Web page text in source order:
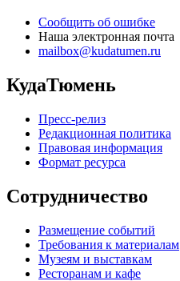
Сообщить об ошибке
Наша электронная почта
mailbox@kudatumen.ru
КудаТюмень
Пресс-релиз
Редакционная политика
Правовая информация
Формат ресурса
Сотрудничество
Размещение событий
Требования к материалам
Музеям и выставкам
Ресторанам и кафе